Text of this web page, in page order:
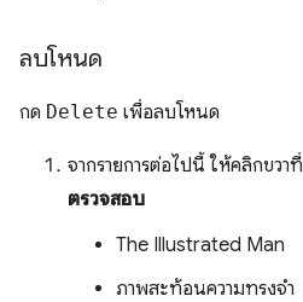
ลบโหนด
กด Delete เพื่อลบโหนด
จากรายการต่อไปนี้ ให้คลิกขวาที่
ตรวจสอบ
The Illustrated Man
ภาพสะท้อนความทรงจำ